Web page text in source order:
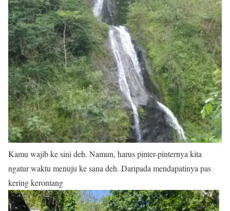
Kamu wajib ke sini deh. Namun, harus pinter-pinternya kita
ngatur waktu menuju ke sana deh. Daripada mendapatinya pas
kering kerontang